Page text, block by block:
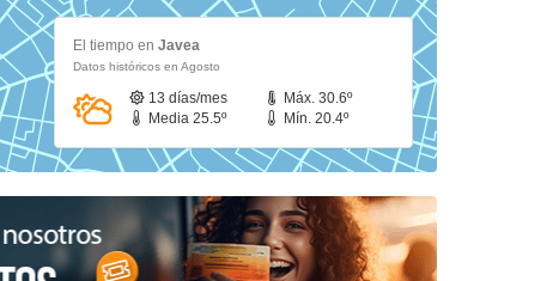
El tiempo en Javea
Datos históricos en Agosto
13 días/mes
Máx. 30.6º
Media 25.5º
Mín. 20.4º